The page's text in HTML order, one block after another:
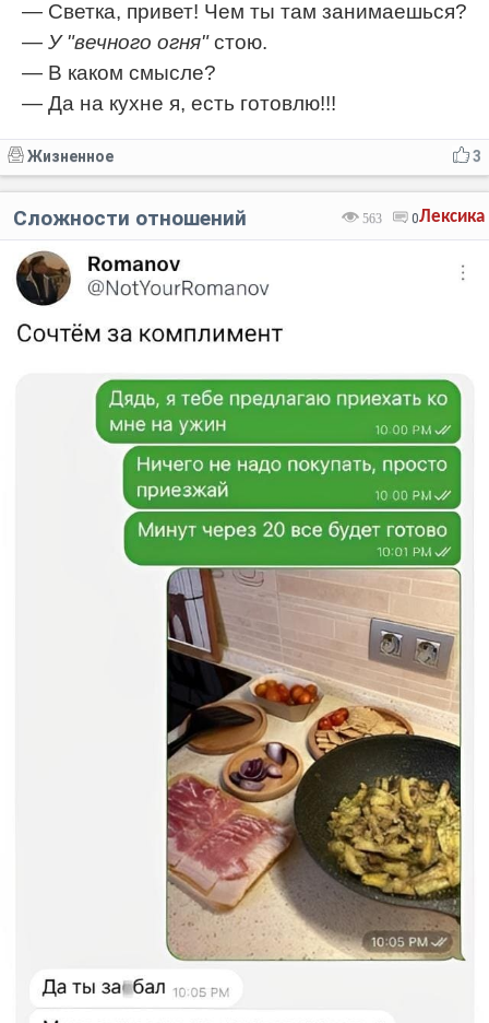
— Светка, привет! Чем ты там занимаешься?
— У "вечного огня"стою.
— В каком смысле?
— Да на кухне я, есть готовлю!!!
3
Жизненное
Лексика
563 0
Сложности отношений